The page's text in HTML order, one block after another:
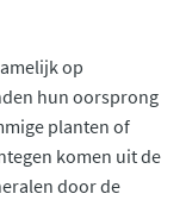
op
hun oorsprong
planten of
komen uit de
door de